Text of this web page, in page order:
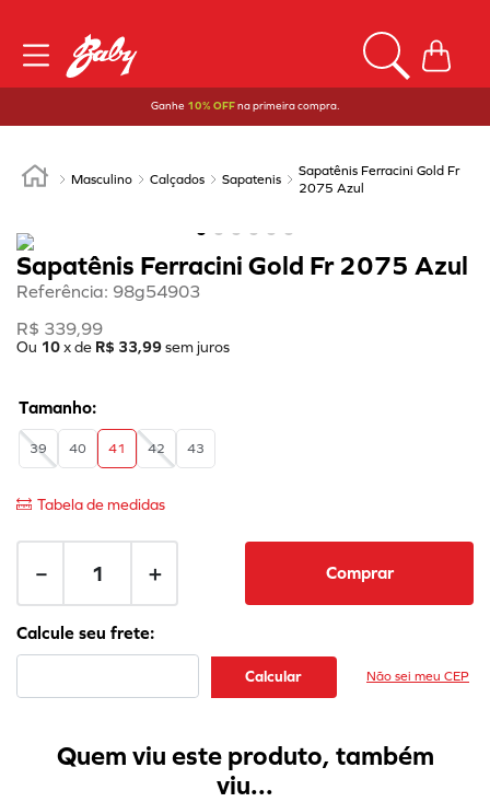
Ganhe 10% OFFna primeira compra.
Masculino Calçados Sapatenis
Sapatênis Ferracini Gold Fr
2075 Azul
Sapatênis Ferracini Gold Fr 2075 Azul
Referência: 98g54903
R$ 339,99
Ou 10x de R$ 33,99sem juros
39 40 41 42 43
Tabela de medidas
＋
－ Comprar
Não sei meu CEP
Quem viu este produto, também
viu...